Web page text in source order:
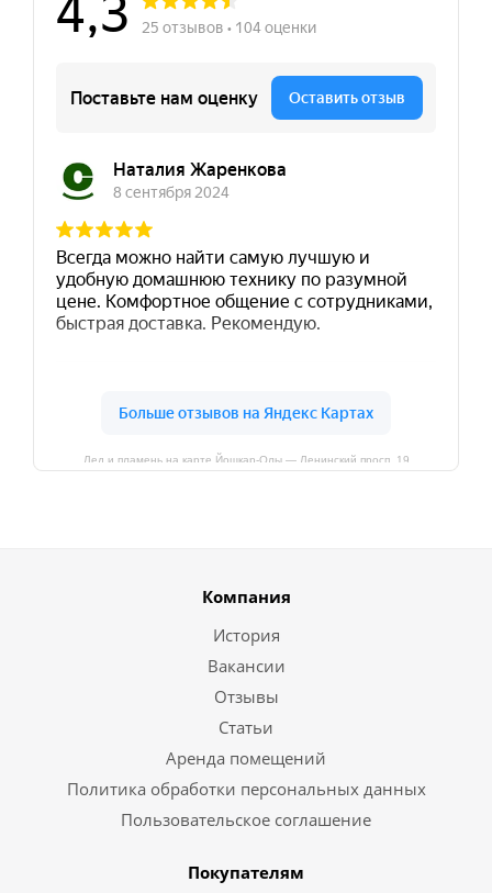
Лед и пламень на карте Йошкар‑Олы — Ленинский просп.,19
Компания
История
Вакансии
Отзывы
Статьи
Аренда помещений
Политика обработки персональных данных
Пользовательское соглашение
Покупателям